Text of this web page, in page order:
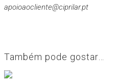
apoioaocliente@ciprilar.pt
Também pode gostar…